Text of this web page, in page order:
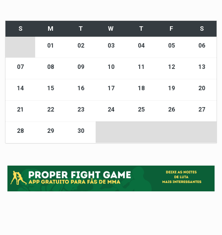
01 02 03 04 05 06
07 08 09 10 11 12 13
14 15 16 17 18 19 20
21 22 23 24 25 26 27
28 29 30